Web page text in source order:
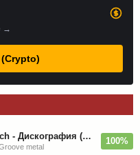
→
Five Finger Death Punch - Дискография (2008-2026)
metal
100%